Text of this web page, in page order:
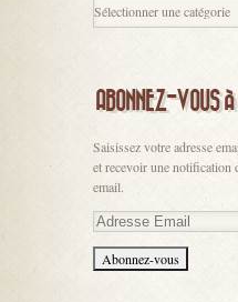
ABONNEZ-VOUS À
Saisissez votre adresse
et recevoir une notification
email.
Adresse